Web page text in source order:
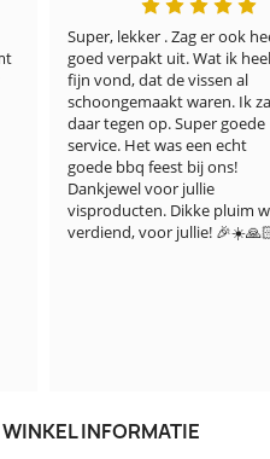
Super, lekker . Zag er ook heel
goed verpakt uit. Wat ik heel
fijn vond, dat de vissen al
schoongemaakt waren. Ik zag
daar tegen op. Super goede
service. Het was een echt
goede bbq feest bij ons!
Dankjewel voor jullie
visproducten. Dikke pluim wel
verdiend, voor jullie! 🎉☀️🙏🏻
WINKEL INFORMATIE